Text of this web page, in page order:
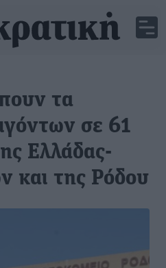
τα
σε 61
Ελλάδας-
και της Ρόδου